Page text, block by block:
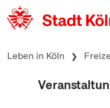
zum Inhalt springen
Leben in Köln